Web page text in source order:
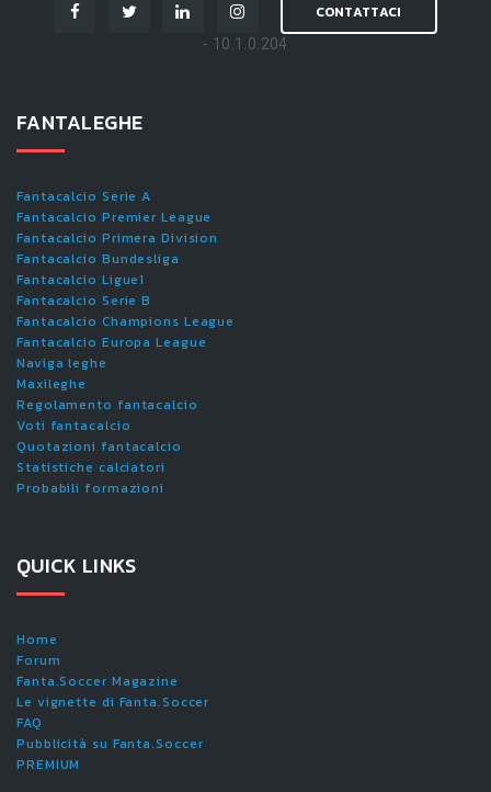
CONTATTACI
- 10.1.0.204
FANTALEGHE
Fantacalcio Serie A
Fantacalcio Premier League
Fantacalcio Primera Division
Fantacalcio Bundesliga
Fantacalcio Ligue1
Fantacalcio Serie B
Fantacalcio Champions League
Fantacalcio Europa League
Naviga leghe
Maxileghe
Regolamento fantacalcio
Voti fantacalcio
Quotazioni fantacalcio
Statistiche calciatori
Probabili formazioni
QUICK LINKS
Home
Forum
Fanta.Soccer Magazine
Le vignette di Fanta.Soccer
FAQ
Pubblicità su Fanta.Soccer
PREMIUM